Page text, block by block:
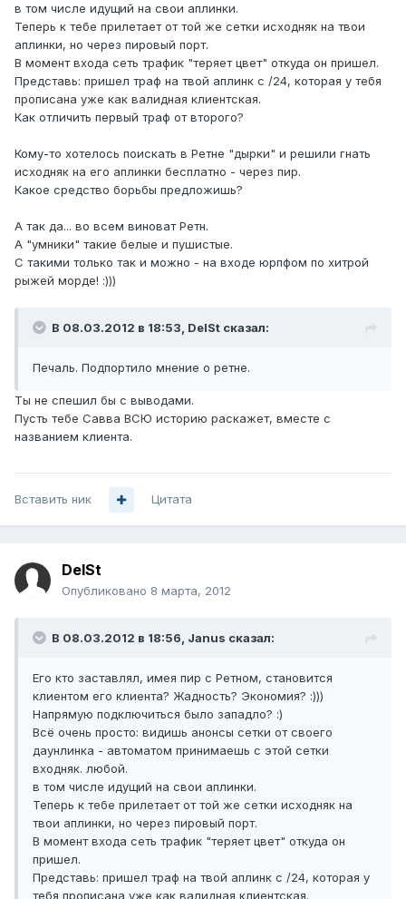
в том числе идущий на свои аплинки.
Теперь к тебе прилетает от той же сетки исходняк на твои
аплинки, но через пировый порт.
В момент входа сеть трафик "теряет цвет" откуда он пришел.
Представь: пришел траф на твой аплинк с /24, которая у тебя
прописана уже как валидная клиентская.
Как отличить первый траф от второго?
Кому-то хотелось поискать в Ретне "дырки" и решили гнать
исходняк на его аплинки бесплатно - через пир.
Какое средство борьбы предложишь?
А так да... во всем виноват Ретн.
А "умники" такие белые и пушистые.
С такими только так и можно - на входе юрпфом по хитрой
рыжей морде! :)))
В 08.03.2012 в 18:53, DelSt сказал:
Печаль. Подпортило мнение о ретне.
Ты не спешил бы с выводами.
Пусть тебе Савва ВСЮ историю раскажет, вместе с
названием клиента.
Вставить ник Цитата
DelSt
Опубликовано 8 марта, 2012
В 08.03.2012 в 18:56, Janus сказал:
Его кто заставлял, имея пир с Ретном, становится
клиентом его клиента? Жадность? Экономия? :)))
Напрямую подключиться было западло? :)
Всё очень просто: видишь анонсы сетки от своего
даунлинка - автоматом принимаешь с этой сетки
входняк. любой.
в том числе идущий на свои аплинки.
Теперь к тебе прилетает от той же сетки исходняк на
твои аплинки, но через пировый порт.
В момент входа сеть трафик "теряет цвет" откуда он
пришел.
Представь: пришел траф на твой аплинк с /24, которая у
тебя прописана уже как валидная клиентская.